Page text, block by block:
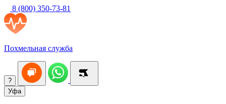
8 (800) 350-73-81
Похмельная служба
?
Уфа